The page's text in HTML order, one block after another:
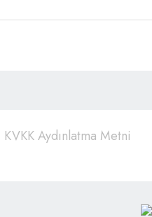
KVKK Aydınlatma Metni